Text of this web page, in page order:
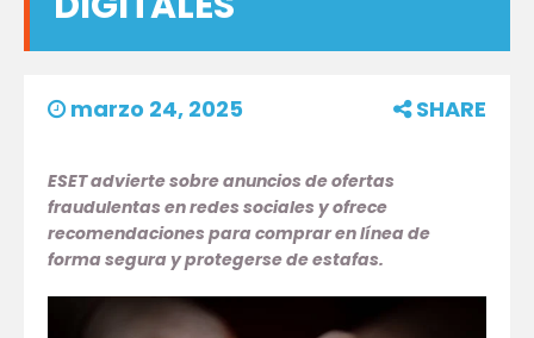
marzo 24, 2025 SHARE
ESET advierte sobre anuncios de ofertas
fraudulentas en redes sociales y ofrece
recomendaciones para comprar en línea de
forma segura y protegerse de estafas.